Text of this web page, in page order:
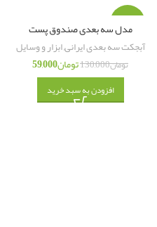
-55%
مدل سه بعدی صندوق پست
آبجکت سه بعدی ایرانی,ابزار و وسایل
تومان130,000تومان59,000
افزودن به سبد خرید